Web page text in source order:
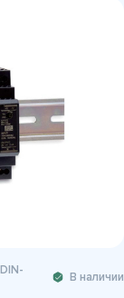
В наличии